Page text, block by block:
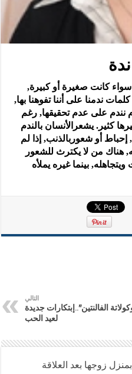
سواء كانت صغيرة أو كبيرة,
ندمنا على أننا تفوهنا بها,
نندم على عدم تحقيقها, رغم
كثير. يشعرالأنسان بالندم
أو شعوربالذنب, إذا لم
هناك من لا يكترث للشعور
بينما غيره يملأه
التالي
الفالنتين”..إبتكارات جديدة
لعيد الحب
زوجها بعد العلاقة